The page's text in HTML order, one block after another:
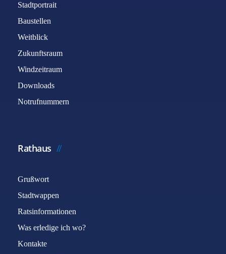
Stadtportrait
Baustellen
Weitblick
Zukunftsraum
Windzeitraum
Downloads
Notrufnummern
Rathaus
Grußwort
Stadtwappen
Ratsinformationen
Was erledige ich wo?
Kontakte